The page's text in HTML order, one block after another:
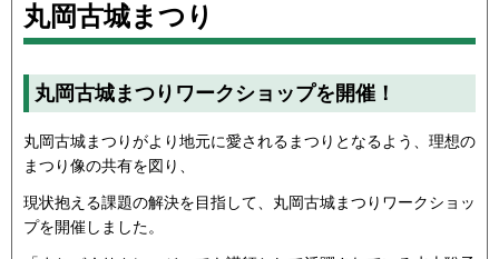
丸岡古城まつり
丸岡古城まつりワークショップを開催！
丸岡古城まつりがより地元に愛されるまつりとなるよう、理想の
まつり像の共有を図り、
現状抱える課題の解決を目指して、丸岡古城まつりワークショッ
プを開催しました。